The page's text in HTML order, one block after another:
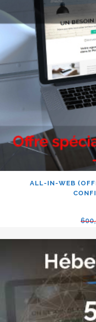
ALL-IN-WEB